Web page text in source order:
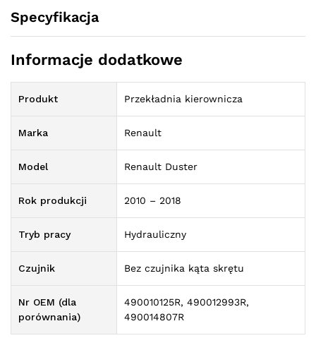
Specyfikacja
Informacje dodatkowe
Produkt Przekładnia kierownicza
Marka Renault
Model Renault Duster
Rok produkcji 2010 – 2018
Tryb pracy Hydrauliczny
Czujnik Bez czujnika kąta skrętu
Nr OEM (dla
porównania)
490010125R, 490012993R,
490014807R